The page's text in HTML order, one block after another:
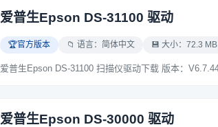
爱普生Epson DS-31100 驱动
🏆官方版本 📁 语言：简体中文 💾 大小：72.3 MB
爱普生Epson DS-30000 驱动